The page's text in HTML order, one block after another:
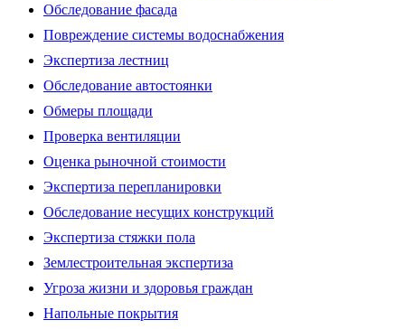
Обследование фасада
Повреждение системы водоснабжения
Экспертиза лестниц
Обследование автостоянки
Обмеры площади
Проверка вентиляции
Оценка рыночной стоимости
Экспертиза перепланировки
Обследование несущих конструкций
Экспертиза стяжки пола
Землестроительная экспертиза
Угроза жизни и здоровья граждан
Напольные покрытия